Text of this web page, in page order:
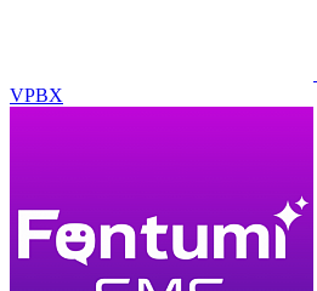
VPBX